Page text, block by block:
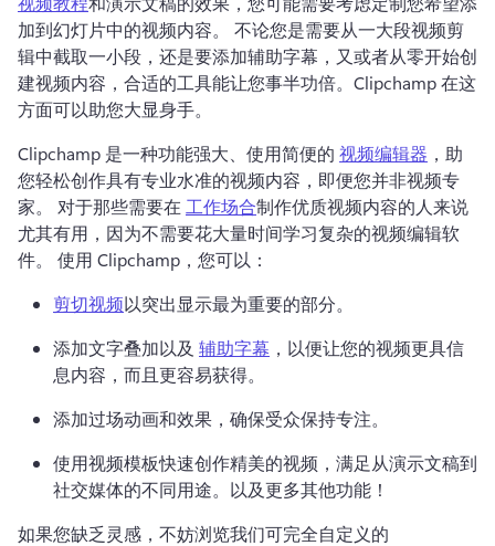
加到幻灯片中的视频内容。 不论您是需要从一大段视频剪
辑中截取一小段，还是要添加辅助字幕，又或者从零开始创
建视频内容，合适的工具能让您事半功倍。 Clipchamp 在这
方面可以助您大显身手。
Clipchamp 是一种功能强大、使用简便的 视频编辑器 ，助
您轻松创作具有专业水准的视频内容，即便您并非视频专
家。 对于那些需要在 工作场合制作优质视频内容的人来说
尤其有用，因为不需要花大量时间学习复杂的视频编辑软
件。 使用 Clipchamp，您可以：
剪切视频以突出显示最为重要的部分。
添加文字叠加以及 辅助字幕 ，以便让您的视频更具信
息内容，而且更容易获得。
添加过场动画和效果，确保受众保持专注。
使用视频模板快速创作精美的视频，满足从演示文稿到
社交媒体的不同用途。 以及更多其他功能！
如果您缺乏灵感，不妨浏览我们可完全自定义的